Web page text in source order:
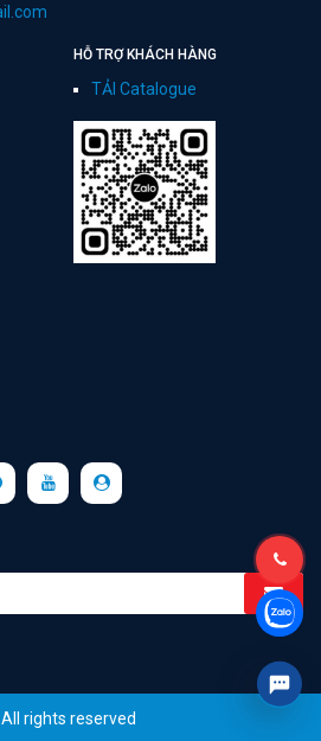
HỖ TRỢ KHÁCH HÀNG
TẢI Catalogue
All rights reserved